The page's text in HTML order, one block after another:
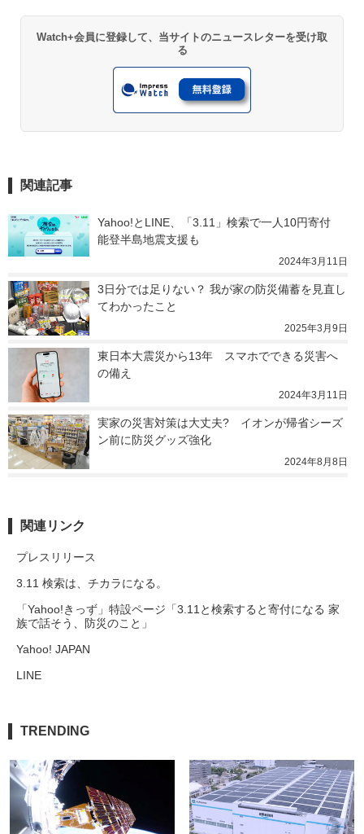
Watch+会員に登録して、当サイトのニュースレターを受け取
る
関連記事
Yahoo!とLINE、「3.11」検索で一人10円寄付
能登半島地震支援も
2024年3月11日
3日分では足りない？ 我が家の防災備蓄を見直し
てわかったこと
2025年3月9日
東日本大震災から13年　スマホでできる災害へ
の備え
2024年3月11日
実家の災害対策は大丈夫?　イオンが帰省シーズ
ン前に防災グッズ強化
2024年8月8日
関連リンク
プレスリリース
3.11 検索は、チカラになる。
「Yahoo!きっず」特設ページ「3.11と検索すると寄付になる 家
族で話そう、防災のこと」
Yahoo! JAPAN
LINE
TRENDING